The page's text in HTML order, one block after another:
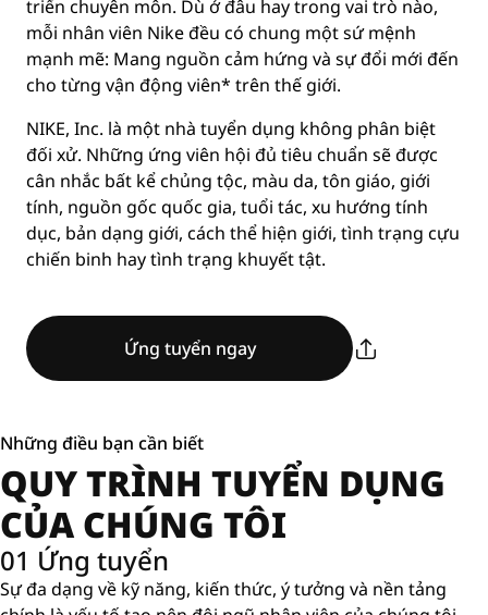
triển chuyên môn. Dù ở đâu hay trong vai trò nào,
mỗi nhân viên Nike đều có chung một sứ mệnh
mạnh mẽ: Mang nguồn cảm hứng và sự đổi mới đến
cho từng vận động viên* trên thế giới.
NIKE, Inc. là một nhà tuyển dụng không phân biệt
đối xử. Những ứng viên hội đủ tiêu chuẩn sẽ được
cân nhắc bất kể chủng tộc, màu da, tôn giáo, giới
tính, nguồn gốc quốc gia, tuổi tác, xu hướng tính
dục, bản dạng giới, cách thể hiện giới, tình trạng cựu
chiến binh hay tình trạng khuyết tật.
Ứng tuyển ngay
Những điều bạn cần biết
QUY TRÌNH TUYỂN DỤNG
CỦA CHÚNG TÔI
01 Ứng tuyển
Sự đa dạng về kỹ năng, kiến ​​thức, ý tưởng và nền tảng